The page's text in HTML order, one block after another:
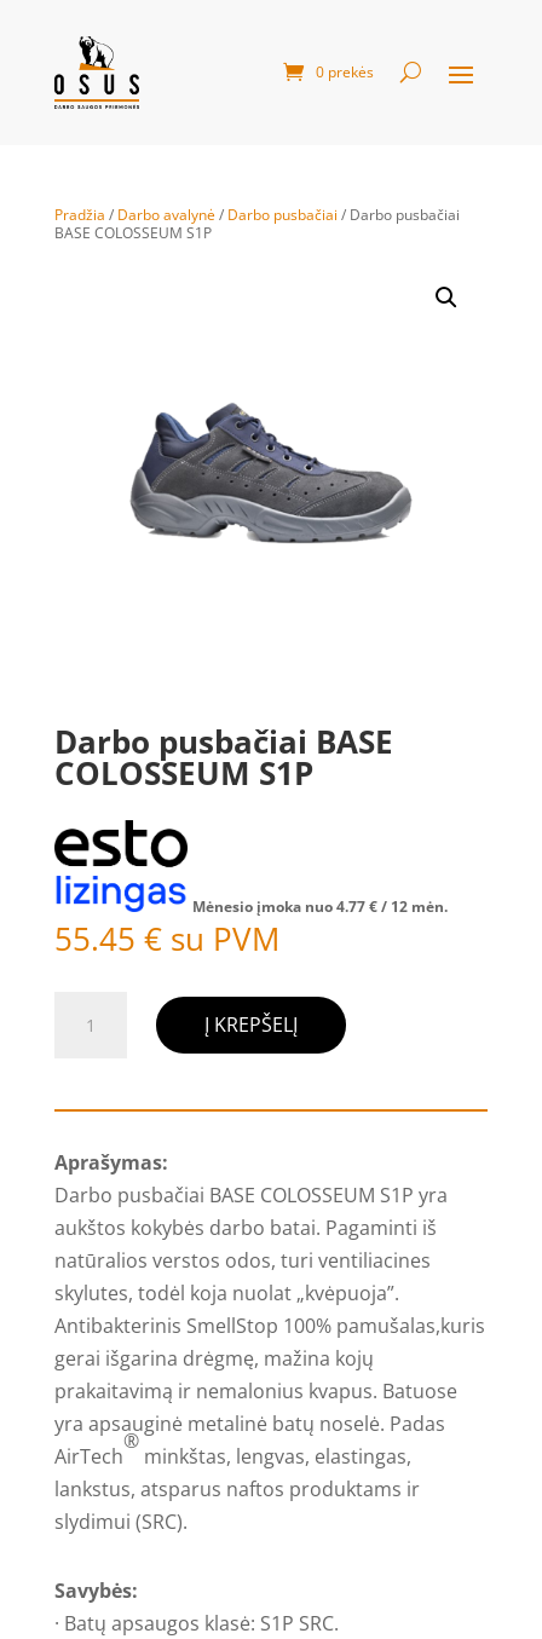
0 prekės
Pradžia / Darbo avalynė/ Darbo pusbačiai / Darbo pusbačiai
BASE COLOSSEUM S1P
Darbo pusbačiai BASE
COLOSSEUM S1P
Mėnesio įmoka nuo4.77€/ 12 mėn.
55.45 € su PVM
kiekis:
pusbačiai
COLOSSEUM
S1P
Į KREPŠELĮ
Aprašymas:
Darbo pusbačiai BASE COLOSSEUM S1P yra
aukštos kokybės darbo batai. Pagaminti iš
natūralios verstos odos, turi ventiliacines
skylutes, todėl koja nuolat „kvėpuoja”.
Antibakterinis SmellStop 100% pamušalas,kuris
gerai išgarina drėgmę, mažina kojų
prakaitavimą ir nemalonius kvapus. Batuose
yra apsauginė metalinė batų noselė. Padas
AirTech
®
minkštas, lengvas, elastingas,
lankstus, atsparus naftos produktams ir
slydimui (SRC).
Savybės:
· Batų apsaugos klasė: S1P SRC.